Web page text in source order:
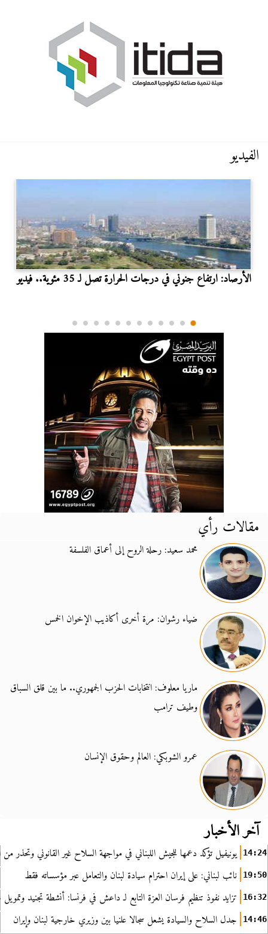
الفيديو
الأرصاد: ارتفاع جنوني في درجات الحرارة تصل لـ 35 مئوية.. فيديو
مقالات رأي
محمد سعيد: رحلة الروح إلى أعماق الفلسفة
ضياء رشوان: مرة أخرى أكاذيب الإخوان الخمس
ماريا معلوف: انتخابات الحزب الجمهوري.. ما بين قلق السباق
وطيف ترامب
عمرو الشوبكي: العالم وحقوق الإنسان
آخر الأخبار
14:24 يونيفيل تؤكد دعمها للجيش اللبناني في مواجهة السلاح غير القانوني وتحذر من
19:50 نائب لبناني: على إيران احترام سيادة لبنان والتعامل عبر مؤسساته فقط
16:32 تزايد نفوذ تنظيم فرسان العزة التابع لـ داعش في فرنسا: أنشطة تجنيد
14:46 جدل السلاح والسيادة يشعل سجالا علنيا بين وزيري خارجية لبنان وإيران